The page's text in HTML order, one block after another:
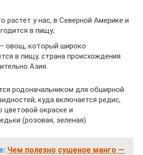
растет у нас, в Северной Америке и
в пищу;
овощ, который широко
в пищу, страна происхождения
Азия.
родоначальником для обширной
куда включается редис,
цветовой окраске и
(розовая, зеленая).
Чем полезно сушеное манго —